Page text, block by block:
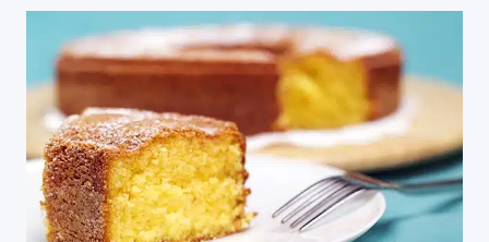
NÄCHSTEN
TAG
BESSER!